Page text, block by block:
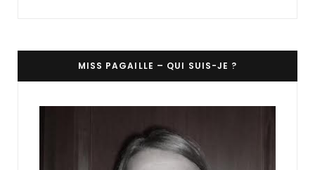
MISS PAGAILLE – QUI SUIS-JE ?